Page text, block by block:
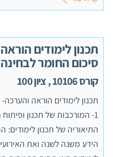
תכנון לימודים
סיכום החומר לבחינה
קורס 10106 , ציון 100
תכנון לימודים הוראה
התיאוריה של תכנון
הידע משנה לשנה ואת